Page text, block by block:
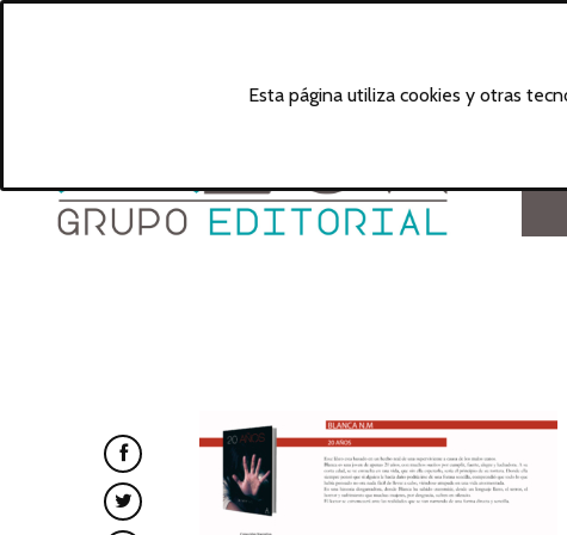
Esta página utiliza cookies y otras